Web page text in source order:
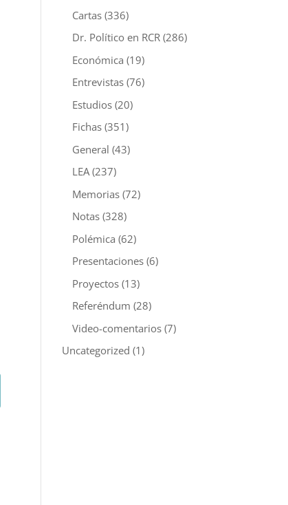
Cartas (336)
Dr. Político en RCR (286)
Económica (19)
Entrevistas (76)
Estudios (20)
Fichas (351)
General (43)
LEA(237)
Memorias (72)
Notas (328)
Polémica (62)
Presentaciones (6)
Proyectos (13)
Referéndum (28)
Video-comentarios (7)
Uncategorized (1)